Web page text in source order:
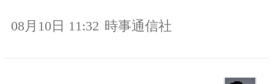
08月10日 11:32 時事通信社